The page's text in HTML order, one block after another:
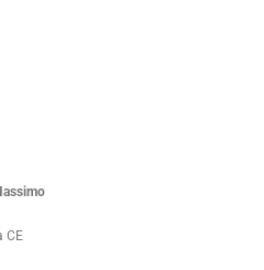
CE